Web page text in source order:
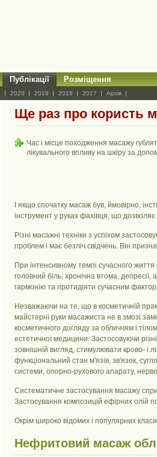
Публікації Розміщення
2020 2019 2018 2017 Архів
Ще раз про користь
Час і місце походження масажу
лікувального впливу на шкіру за
І якщо спочатку масаж був, ймовірно,
інструмент у руках фахівця, що
Різні масажні техніки з успіхом
проблем і має безліч свідчень. Він
При інтенсивному темпі сучасного
головний біль, хронічна втома,
гармонію та протидіяти сучасним
Незважаючи на те, що в косметичній
майстерні руки масажиста не в змозі
косметичного догляду за обличчям і
естетичної медицини. Застосовуючи
зовнішній вигляд, стимулювати крово- і
функціональний стан м'язів, зв'язок,
системи, опорно-рухового апарату,
Систематичне застосування масажу
Застосування композицій ефірних олій
Окрім широко відомих і популярних
Нефритовий масаж